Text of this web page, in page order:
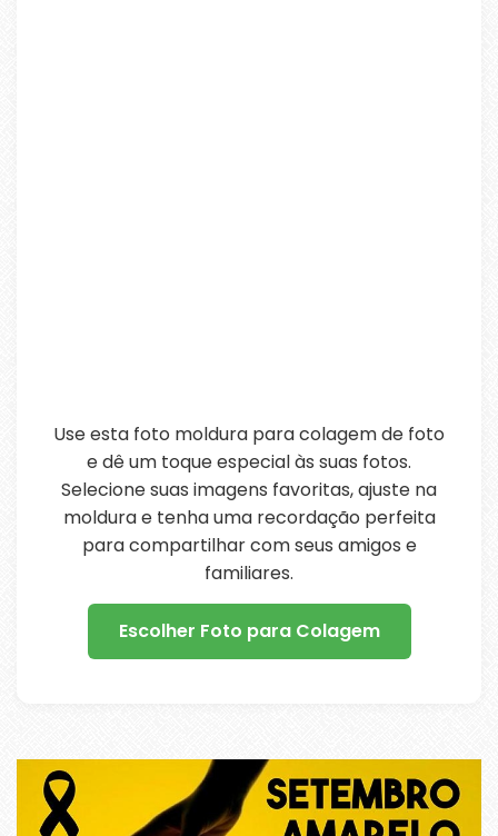
Use esta foto moldura para colagem de foto
e dê um toque especial às suas fotos.
Selecione suas imagens favoritas, ajuste na
moldura e tenha uma recordação perfeita
para compartilhar com seus amigos e
familiares.
Escolher Foto para Colagem